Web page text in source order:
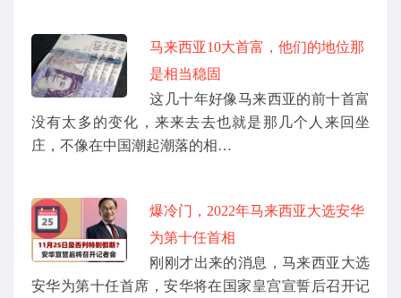
马来西亚10大首富，他们的地位那
是相当稳固
这几十年好像马来西亚的前十首富
没有太多的变化，来来去去也就是那几个人来回坐
庄，不像在中国潮起潮落的相…
爆冷门，2022年马来西亚大选安华
为第十任首相
刚刚才出来的消息，马来西亚大选
安华为第十任首席，安华将在国家皇宫宣誓后召开记